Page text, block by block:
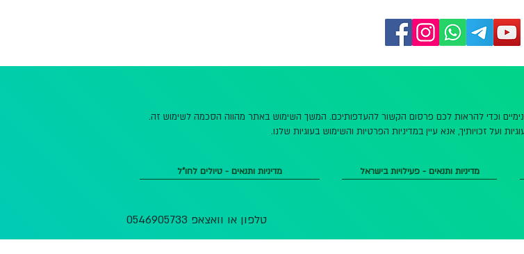
וכדי להראות לכם פרסום הקשור להעדפותיכם. המשך השימוש באתר מהווה הסכמה לשימוש זה.
ועל זכויותיך, אנא עיין במדיניות הפרטיות והשימוש בעוגיות שלנו.
מדיניות ותנאים - טיולים לחו"ל מדיניות ותנאים - פעילויות בישראל
טלפון או וואצאפ 0546905733